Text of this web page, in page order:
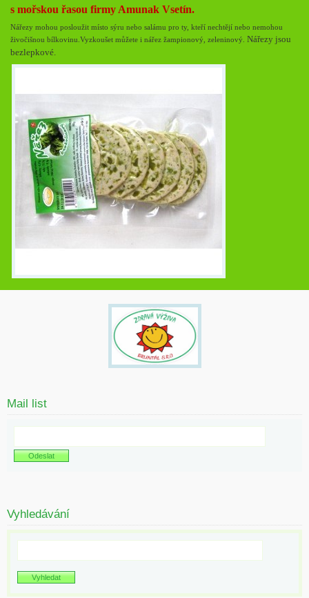
s mořskou řasou firmy Amunak Vsetín.
Nářezy mohou posloužit místo sýru nebo salámu pro ty, kteří nechtějí nebo nemohou
živočišnou bílkovinu.Vyzkoušet můžete i nářez žampionový, zeleninový. Nářezy jsou
bezlepkové.
Mail list
Vyhledávání